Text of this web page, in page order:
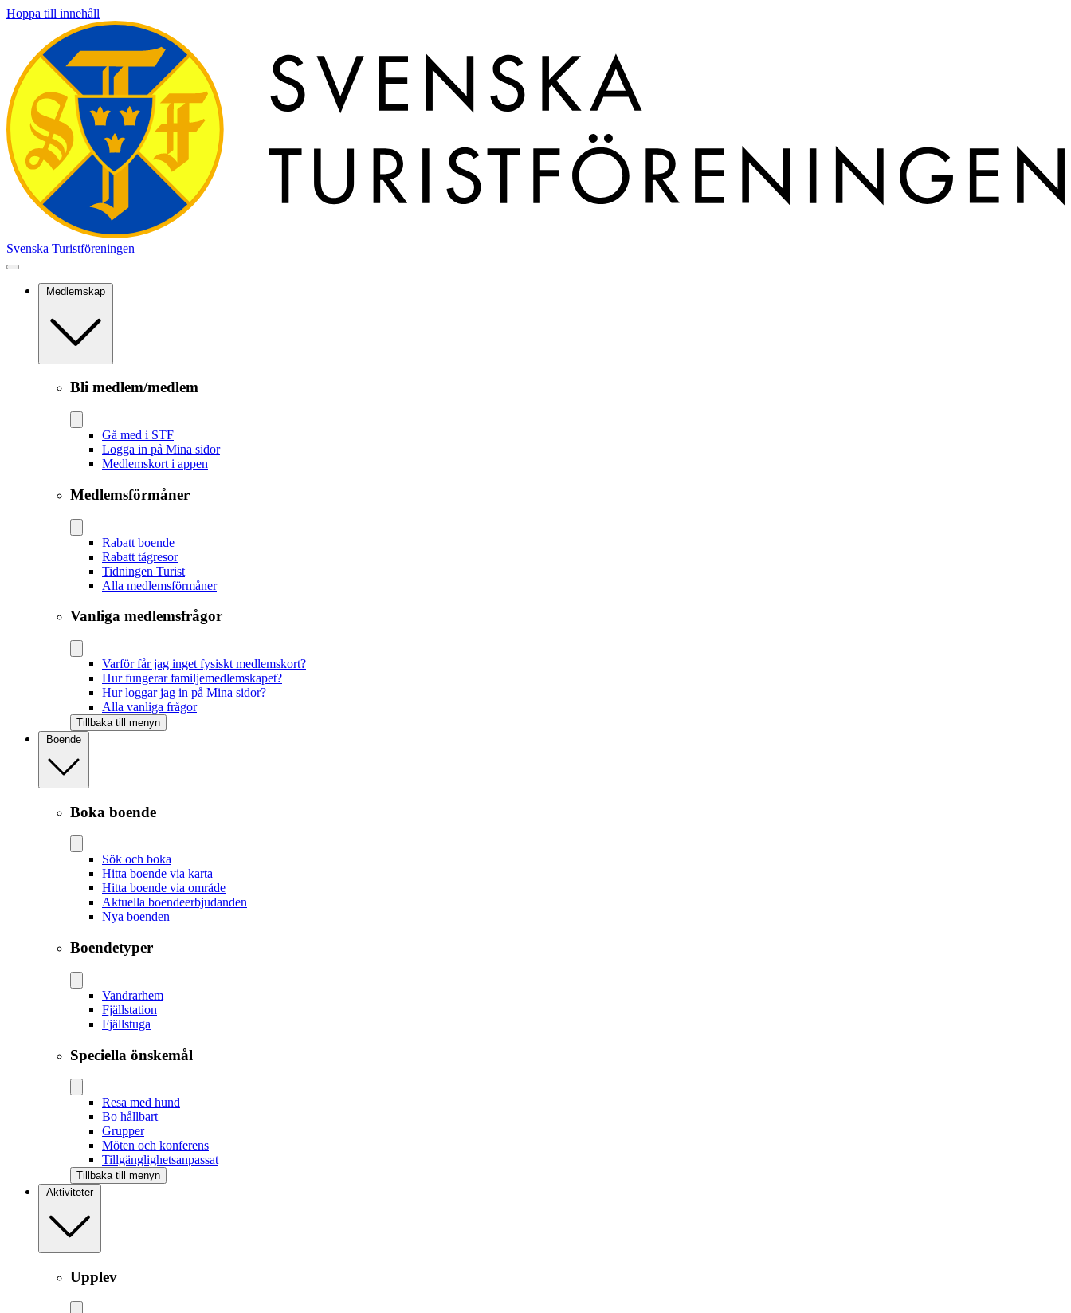
Hoppa till innehåll
Svenska Turistföreningen
Medlemskap
Bli medlem/medlem
Gå med i STF
Logga in på Mina sidor
Medlemskort i appen
Medlemsförmåner
Rabatt boende
Rabatt tågresor
Tidningen Turist
Alla medlemsförmåner
Vanliga medlemsfrågor
Varför får jag inget fysiskt medlemskort?
Hur fungerar familjemedlemskapet?
Hur loggar jag in på Mina sidor?
Alla vanliga frågor
Tillbaka till menyn
Boende
Boka boende
Sök och boka
Hitta boende via karta
Hitta boende via område
Aktuella boendeerbjudanden
Nya boenden
Boendetyper
Vandrarhem
Fjällstation
Fjällstuga
Speciella önskemål
Resa med hund
Bo hållbart
Grupper
Möten och konferens
Tillgänglighetsanpassat
Tillbaka till menyn
Aktiviteter
Upplev